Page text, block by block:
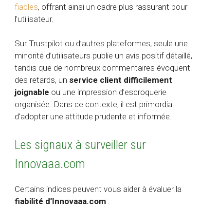
fiables, offrant ainsi un cadre plus rassurant pour
l’utilisateur.
Sur Trustpilot ou d’autres plateformes, seule une
minorité d’utilisateurs publie un avis positif détaillé,
tandis que de nombreux commentaires évoquent
des retards, un service client difficilement
joignable ou une impression d’escroquerie
organisée. Dans ce contexte, il est primordial
d’adopter une attitude prudente et informée.
Les signaux à surveiller sur
Innovaaa.com
Certains indices peuvent vous aider à évaluer la
fiabilité d’Innovaaa.com :